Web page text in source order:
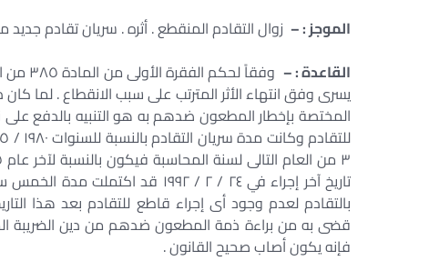
الموجز : – زوال التقادم المنقطع . أثره . سريان تقادم جديد مماثل
القاعدة : –
وفقاً
يسرى وفق انتهاء الأثر المترتب على سبب الانقطاع . لما
تاريخ آخر إجراء في ٢٤ / ٢ /
بالتقادم لعدم وجود أى إجراء قاطع للتقادم بعد هذا
فإنه يكون أصاب صحيح القانون .